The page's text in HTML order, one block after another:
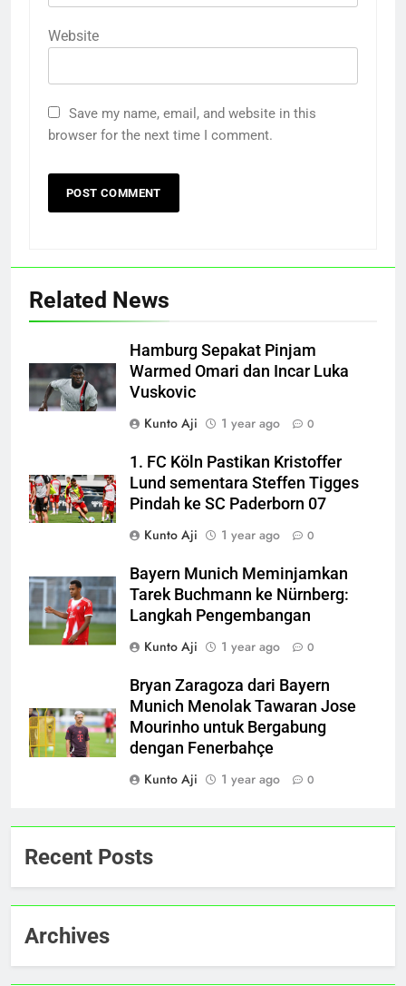
Website
Save my name, email, and website in this
browser for the next time I comment.
Related News
Hamburg Sepakat Pinjam
Warmed Omari dan Incar Luka
Vuskovic
Kunto Aji
1 year ago 0
1. FC Köln Pastikan Kristoffer
Lund sementara Steffen Tigges
Pindah ke SC Paderborn 07
Kunto Aji
1 year ago 0
Bayern Munich Meminjamkan
Tarek Buchmann ke Nürnberg:
Langkah Pengembangan
Kunto Aji
1 year ago 0
Bryan Zaragoza dari Bayern
Munich Menolak Tawaran Jose
Mourinho untuk Bergabung
dengan Fenerbahçe
Kunto Aji
1 year ago 0
Recent Posts
Archives